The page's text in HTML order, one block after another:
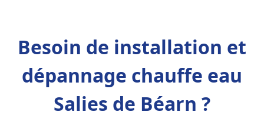
Besoin de installation et
dépannage chauffe eau
Salies de Béarn ?